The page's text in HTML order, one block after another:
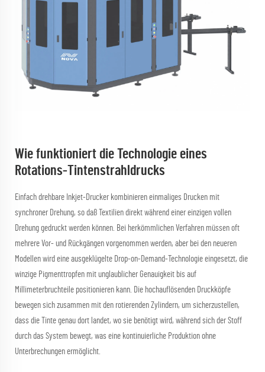
Wie funktioniert die Technologie eines
Rotations-Tintenstrahldrucks
Einfach drehbare Inkjet-Drucker kombinieren einmaliges Drucken mit
synchroner Drehung, so daß Textilien direkt während einer einzigen vollen
Drehung gedruckt werden können. Bei herkömmlichen Verfahren müssen oft
mehrere Vor- und Rückgängen vorgenommen werden, aber bei den neueren
Modellen wird eine ausgeklügelte Drop-on-Demand-Technologie eingesetzt, die
winzige Pigmenttropfen mit unglaublicher Genauigkeit bis auf
Millimeterbruchteile positionieren kann. Die hochauflösenden Druckköpfe
bewegen sich zusammen mit den rotierenden Zylindern, um sicherzustellen,
dass die Tinte genau dort landet, wo sie benötigt wird, während sich der Stoff
durch das System bewegt, was eine kontinuierliche Produktion ohne
Unterbrechungen ermöglicht.